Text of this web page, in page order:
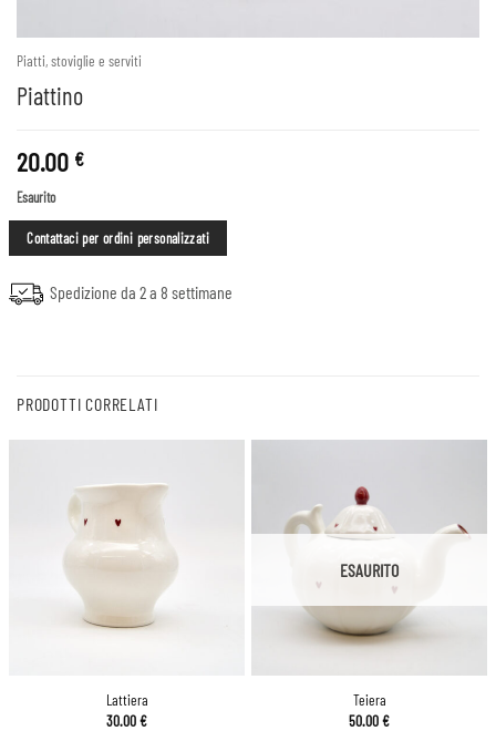
Piatti, stoviglie e serviti
Piattino
20.00 €
Esaurito
Contattaci per ordini personalizzati
Spedizione da 2 a 8 settimane
PRODOTTI CORRELATI
Lattiera
30.00€
ESAURITO
Teiera
50.00€